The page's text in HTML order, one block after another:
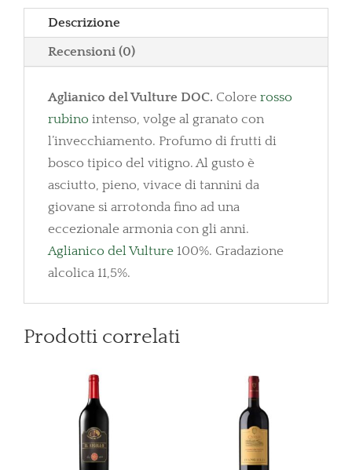
Descrizione
Recensioni (0)
Aglianico del Vulture DOC. Colore rosso
rubino intenso, volge al granato con
l’invecchiamento. Profumo di frutti di
bosco tipico del vitigno. Al gusto è
asciutto, pieno, vivace di tannini da
giovane si arrotonda fino ad una
eccezionale armonia con gli anni.
Aglianico del Vulture 100%. Gradazione
alcolica 11,5%.
Prodotti correlati